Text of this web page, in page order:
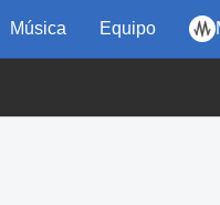
Música Equipo